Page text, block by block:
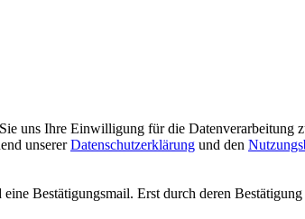
uns Ihre Einwilligung für die Datenverarbeitung
unsererDatenschutzerklärung und den
Bestätigungsmail. Erst durch deren